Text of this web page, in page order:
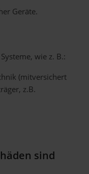
Geräte.
wie z. B.:
(mitversichert
z.B.
sind